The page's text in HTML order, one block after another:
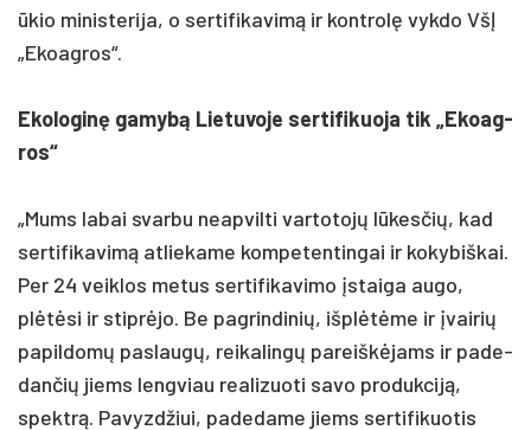
ūkio mi­nis­te­ri­ja, o ser­ti­fi­ka­vimą ir kont­rolę vyk­do VšĮ
„Ekoag­ros“.
Eko­lo­ginę ga­mybą Lie­tu­vo­je ser­ti­fi­kuo­ja tik „Ekoag­
ros“
„Mums la­bai svar­bu neap­vil­ti var­to­tojų lūkes­čių, kad
ser­ti­fi­ka­vimą at­lie­ka­me kom­pe­ten­tin­gai ir ko­ky­biš­kai.
Per 24 veik­los me­tus ser­ti­fi­ka­vi­mo įstai­ga au­go,
plėtėsi ir stiprė­jo. Be pa­grin­di­nių, išplėtė­me ir įvai­rių
pa­pil­domų pa­slaugų, rei­ka­lingų pa­reiškė­jams ir pa­de­
dan­čių jiems leng­viau rea­li­zuo­ti sa­vo pro­duk­ciją,
spektrą. Pa­vyzd­žiui, pa­de­da­me jiems ser­ti­fi­kuo­tis